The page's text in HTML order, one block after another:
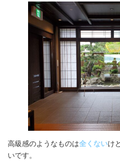
高級感のようなものは全くないけ
いです。